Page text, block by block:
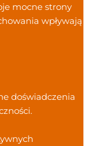
mocne strony
wpływają
doświadczenia